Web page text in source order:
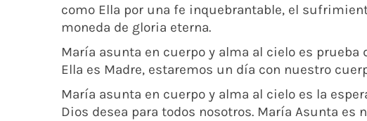
como Ella por una fe inquebrantable, el
moneda de gloria eterna.
María asunta en cuerpo y alma al cielo es prueba
Ella es Madre, estaremos un día con nuestro
María asunta en cuerpo y alma al cielo es la
Dios desea para todos nosotros. María Asunta es